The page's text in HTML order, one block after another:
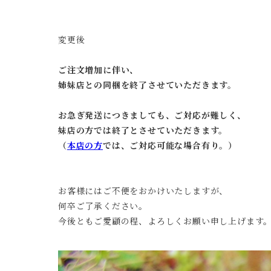
変更後
ご注文増加に伴い、
姉妹店との同梱を終了させていただきます。
お急ぎ発送につきましても、 ご対応が難しく、
妹店の方では終了とさせていただきます。
（本店の方では、ご対応可能な場合有り。）
お客様にはご不便をおかけいたしますが、
何卒ご了承ください。
今後ともご愛顧の程、よろしくお願い申し上げます